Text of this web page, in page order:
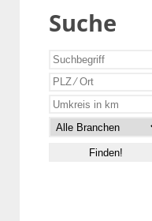
Suche